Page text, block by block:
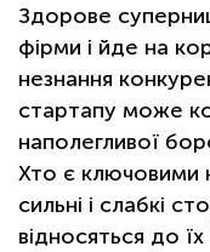
Здорове
фірми і йде на
незнання
стартапу може
наполегливої
Хто є ключовими
сильні і слабкі
відносяться до